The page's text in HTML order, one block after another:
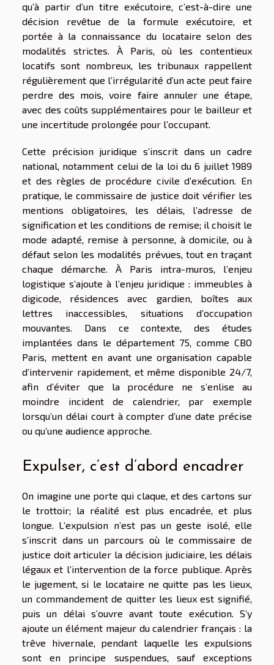
qu’à partir d’un titre exécutoire, c’est-à-dire une
décision revêtue de la formule exécutoire, et
portée à la connaissance du locataire selon des
modalités strictes. À Paris, où les contentieux
locatifs sont nombreux, les tribunaux rappellent
régulièrement que l’irrégularité d’un acte peut faire
perdre des mois, voire faire annuler une étape,
avec des coûts supplémentaires pour le bailleur et
une incertitude prolongée pour l’occupant.
Cette précision juridique s’inscrit dans un cadre
national, notamment celui de la loi du 6 juillet 1989
et des règles de procédure civile d’exécution. En
pratique, le commissaire de justice doit vérifier les
mentions obligatoires, les délais, l’adresse de
signification et les conditions de remise; il choisit le
mode adapté, remise à personne, à domicile, ou à
défaut selon les modalités prévues, tout en traçant
chaque démarche. À Paris intra-muros, l’enjeu
logistique s’ajoute à l’enjeu juridique : immeubles à
digicode, résidences avec gardien, boîtes aux
lettres inaccessibles, situations d’occupation
mouvantes. Dans ce contexte, des études
implantées dans le département 75, comme CBO
Paris, mettent en avant une organisation capable
d’intervenir rapidement, et même disponible 24/7,
afin d’éviter que la procédure ne s’enlise au
moindre incident de calendrier, par exemple
lorsqu’un délai court à compter d’une date précise
ou qu’une audience approche.
Expulser, c’est d’abord encadrer
On imagine une porte qui claque, et des cartons sur
le trottoir; la réalité est plus encadrée, et plus
longue. L’expulsion n’est pas un geste isolé, elle
s’inscrit dans un parcours où le commissaire de
justice doit articuler la décision judiciaire, les délais
légaux et l’intervention de la force publique. Après
le jugement, si le locataire ne quitte pas les lieux,
un commandement de quitter les lieux est signifié,
puis un délai s’ouvre avant toute exécution. S’y
ajoute un élément majeur du calendrier français : la
trêve hivernale, pendant laquelle les expulsions
sont en principe suspendues, sauf exceptions